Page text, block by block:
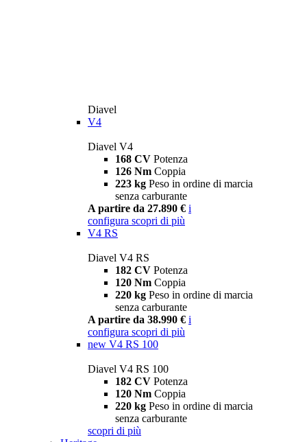
Diavel
V4
Diavel V4
168 CV Potenza
126 Nm Coppia
223 kg Peso in ordine di marcia
senza carburante
A partire da 27.890 € i
configura scopri di più
V4 RS
Diavel V4 RS
182 CV Potenza
120 Nm Coppia
220 kg Peso in ordine di marcia
senza carburante
A partire da 38.990 € i
configura scopri di più
new V4 RS 100
Diavel V4 RS 100
182 CV Potenza
120 Nm Coppia
220 kg Peso in ordine di marcia
senza carburante
scopri di più